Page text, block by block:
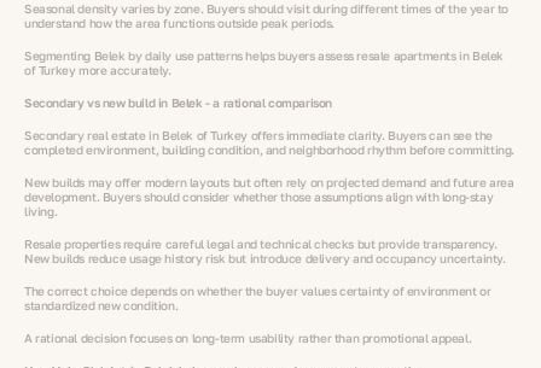
Seasonal density varies by zone. Buyers should visit during different times of the year to
understand how the area functions outside peak periods.
Segmenting Belek by daily use patterns helps buyers assess resale apartments in Belek
of Turkey more accurately.
Secondary vs new build in Belek - a rational comparison
Secondary real estate in Belek of Turkey offers immediate clarity. Buyers can see the
completed environment, building condition, and neighborhood rhythm before committing.
New builds may offer modern layouts but often rely on projected demand and future area
development. Buyers should consider whether those assumptions align with long-stay
living.
Resale properties require careful legal and technical checks but provide transparency.
New builds reduce usage history risk but introduce delivery and occupancy uncertainty.
The correct choice depends on whether the buyer values certainty of environment or
standardized new condition.
A rational decision focuses on long-term usability rather than promotional appeal.